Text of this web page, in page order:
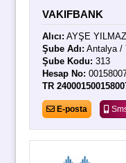
VAKIFBANK
Alıcı: AYŞE YILMAZ
Şube Adı: Antalya /
Şube Kodu: 313
Hesap No:
TR
E-posta